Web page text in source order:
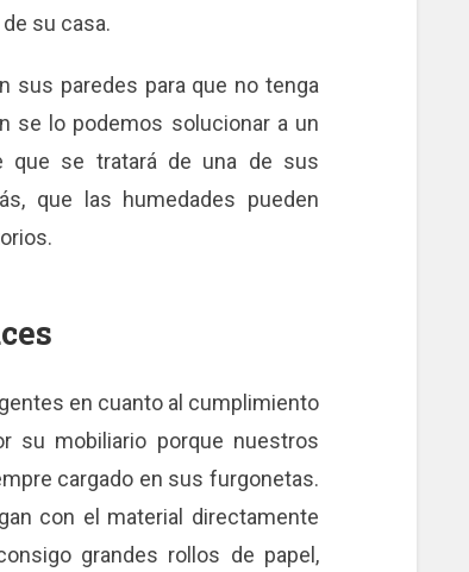
su casa.
sus paredes para que no tenga
se lo podemos solucionar a un
que se tratará de una de sus
que las humedades pueden
en cuanto al cumplimiento
su mobiliario porque nuestros
cargado en sus furgonetas.
con el material directamente
grandes rollos de papel,